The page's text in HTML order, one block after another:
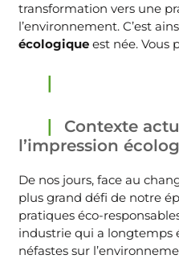
transformation vers une
l’environnement. C’est
écologique est née. Vous
Contexte
l’impression
De nos jours, face au
plus grand défi de notre
pratiques éco-
industrie qui a longtemps
néfastes sur